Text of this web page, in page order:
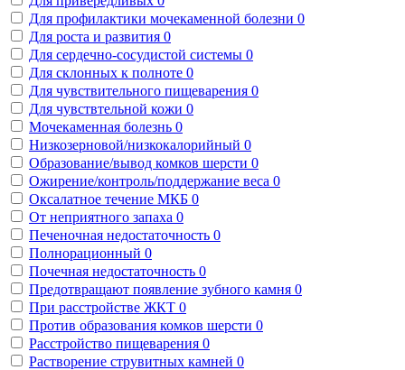
Для профилактики мочекаменной болезни 0
Для роста и развития 0
Для сердечно-сосудистой системы 0
Для склонных к полноте 0
Для чувствительного пищеварения 0
Для чувствтельной кожи 0
Мочекаменная болезнь 0
Низкозерновой/низкокалорийный 0
Образование/вывод комков шерсти 0
Ожирение/контроль/поддержание веса 0
Оксалатное течение МКБ 0
От неприятного запаха 0
Печеночная недостаточность 0
Полнорационный 0
Почечная недостаточность 0
Предотвращают появление зубного камня 0
При расстройстве ЖКТ 0
Против образования комков шерсти 0
Расстройство пищеварения 0
Растворение струвитных камней 0